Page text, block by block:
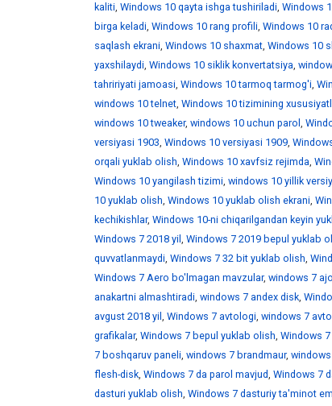
kaliti, Windows 10 qayta ishga tushiriladi, Windows
birga keladi, Windows 10 rang profili, Windows 10
saqlash ekrani, Windows 10 shaxmat, Windows 10
yaxshilaydi, Windows 10 siklik konvertatsiya,
tahririyati jamoasi, Windows 10 tarmoq tarmog'i,
windows 10 telnet, Windows 10 tizimining
windows 10 tweaker, windows 10 uchun parol ,
versiyasi 1903, Windows 10 versiyasi 1909,
orqali yuklab olish, Windows 10 xavfsiz rejimda,
Windows 10 yangilash tizimi, windows 10 yillik
10 yuklab olish, Windows 10 yuklab olish ekrani,
kechikishlar, Windows 10-ni chiqarilgandan keyin
Windows 7 2018 yil , Windows 7 2019 bepul yuklab
quvvatlanmaydi, Windows 7 32 bit yuklab olish,
Windows 7 Aero bo'lmagan mavzular, windows 7
anakartni almashtiradi, windows 7 andex disk,
avgust 2018 yil , Windows 7 avtologi, windows 7
grafikalar, Windows 7 bepul yuklab olish, Windows
7 boshqaruv paneli, windows 7 brandmaur,
flesh-disk, Windows 7 da parol mavjud, Windows 7
dasturi yuklab olish, Windows 7 dasturiy ta'minot